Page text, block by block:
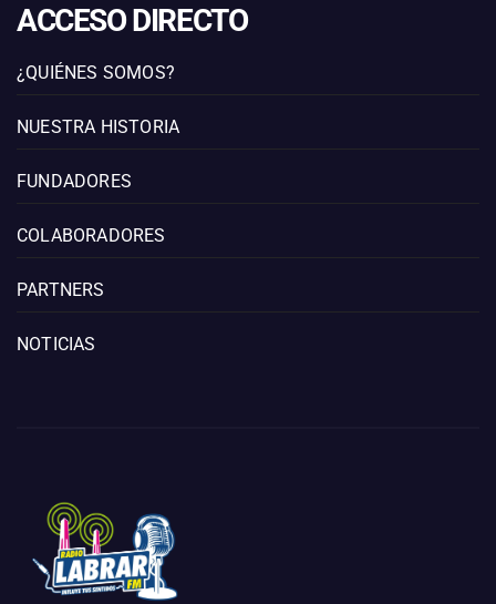
ACCESO DIRECTO
¿QUIÉNES SOMOS?
NUESTRA HISTORIA
FUNDADORES
COLABORADORES
PARTNERS
NOTICIAS